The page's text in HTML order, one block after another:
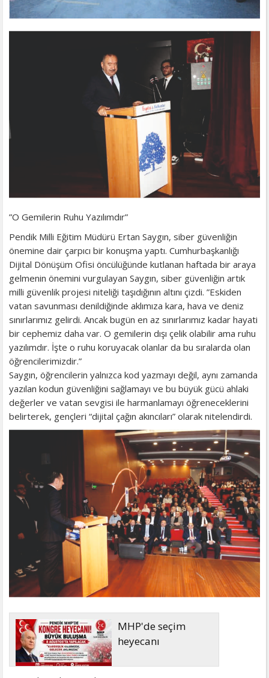
”O Gemilerin Ruhu Yazılımdır”
​Pendik Milli Eğitim Müdürü Ertan Saygın, siber güvenliğin
önemine dair çarpıcı bir konuşma yaptı. Cumhurbaşkanlığı
Dijital Dönüşüm Ofisi öncülüğünde kutlanan haftada bir araya
gelmenin önemini vurgulayan Saygın, siber güvenliğin artık
milli güvenlik projesi niteliği taşıdığının altını çizdi. ”Eskiden
vatan savunması denildiğinde aklımıza kara, hava ve deniz
sınırlarımız gelirdi. Ancak bugün en az sınırlarımız kadar hayati
bir cephemiz daha var. O gemilerin dışı çelik olabilir ama ruhu
yazılımdır. İşte o ruhu koruyacak olanlar da bu sıralarda olan
öğrencilerimizdir.”
Saygın, öğrencilerin yalnızca kod yazmayı değil, aynı zamanda
yazılan kodun güvenliğini sağlamayı ve bu büyük gücü ahlaki
değerler ve vatan sevgisi ile harmanlamayı öğreneceklerini
belirterek, gençleri “dijital çağın akıncıları” olarak nitelendirdi.
MHP'de seçim
heyecanı